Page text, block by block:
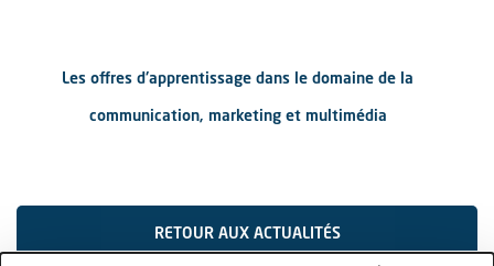
Les offres d'apprentissage dans le domaine de la
communication, marketing et multimédia
RETOUR AUX ACTUALITÉS